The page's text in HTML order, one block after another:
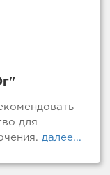
для
далее...